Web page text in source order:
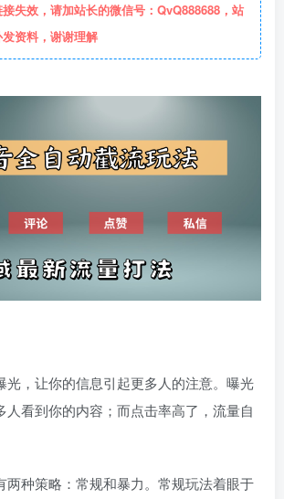
失效，请加站长的微信号：QvQ888688，站
资料，谢谢理解
光，让你的信息引起更多人的注意。曝光
人看到你的内容；而点击率高了，流量自
两种策略：常规和暴力。常规玩法着眼于